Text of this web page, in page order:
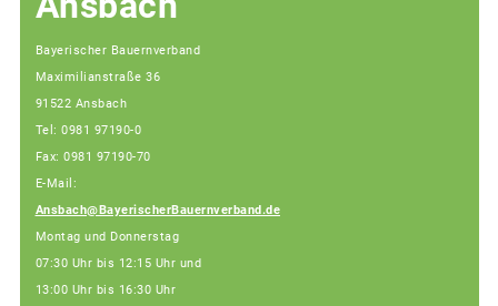
Bayerischer Bauernverband
Maximilianstraße 36
91522 Ansbach
Tel: 0981 97190-0
Fax: 0981 97190-70
E-Mail:
Ansbach@BayerischerBauernverband.de
Montag und Donnerstag
07:30 Uhr bis 12:15 Uhr und
13:00 Uhr bis 16:30 Uhr